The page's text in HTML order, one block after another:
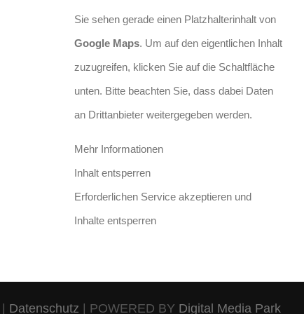
Sie sehen gerade einen Platzhalterinhalt von
Google Maps. Um auf den eigentlichen Inhalt
zuzugreifen, klicken Sie auf die Schaltfläche
unten. Bitte beachten Sie, dass dabei Daten
an Drittanbieter weitergegeben werden.
Mehr Informationen
Inhalt entsperren
Erforderlichen Service akzeptieren und
Inhalte entsperren
Datenschutz | POWERED BY Digital Media Park